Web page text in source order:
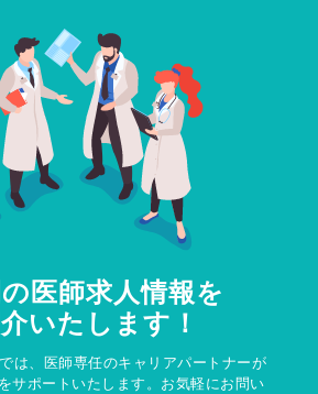
医師求人情報を
いたします！
は、医師専任のキャリアパートナーが
サポートいたします。お気軽にお問い